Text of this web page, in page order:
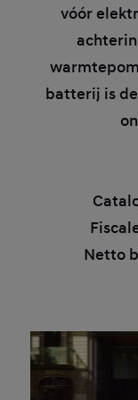
vóór
batterij is
Netto